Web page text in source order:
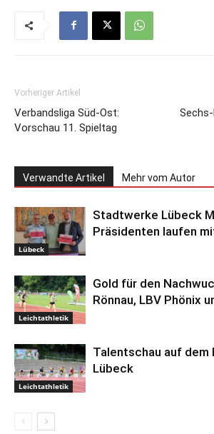
Vorheriger Artikel
Verbandsliga Süd-Ost:
Vorschau 11. Spieltag
Verwandte Artikel Mehr vom Autor
Lübeck
Stadtwerke Lübeck
Präsidenten laufen
Leichtathletik
Gold für den
Rönnau, LBV Phönix
Leichtathletik
Talentschau auf dem
Lübeck